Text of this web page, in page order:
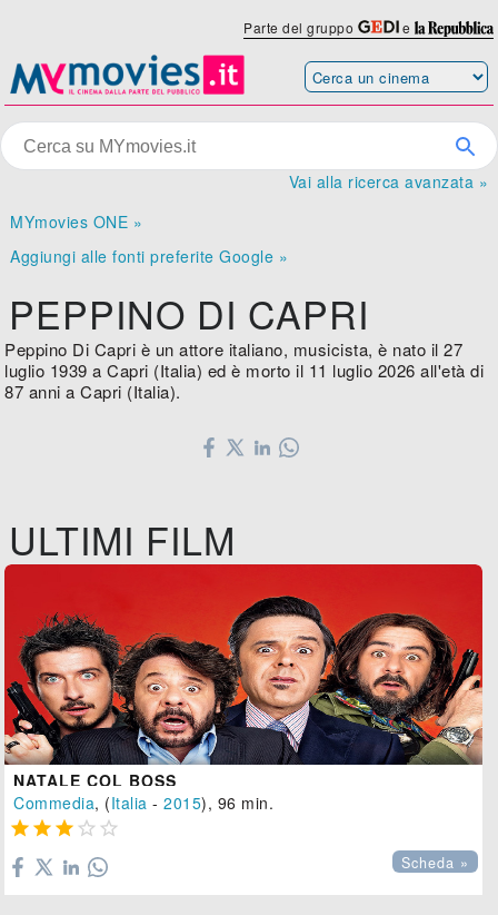
Parte del gruppo e
Vai alla ricerca avanzata »
MYmovies ONE »
Aggiungi alle fonti preferite Google »
PEPPINO DI CAPRI
Peppino Di Capri è un attore italiano, musicista, è nato il 27
luglio 1939 a Capri (Italia) ed è morto il 11 luglio 2026 all'età di
87 anni a Capri (Italia).
ULTIMI FILM
NATALE COL BOSS
Commedia, (Italia -2015), 96 min.
    
Scheda »